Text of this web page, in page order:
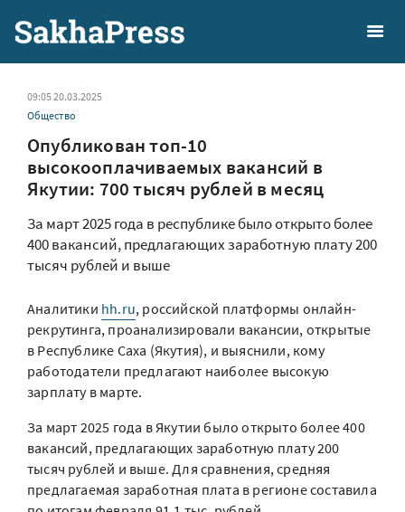
09:05 20.03.2025
Общество
Опубликован топ-10
высокооплачиваемых вакансий в
Якутии: 700 тысяч рублей в месяц
За март 2025 года в республике было открыто более
400 вакансий, предлагающих заработную плату 200
тысяч рублей и выше
Аналитики hh.ru, российской платформы онлайн-
рекрутинга, проанализировали вакансии, открытые
в Республике Саха (Якутия), и выяснили, кому
работодатели предлагают наиболее высокую
зарплату в марте.
За март 2025 года в Якутии было открыто более 400
вакансий, предлагающих заработную плату 200
тысяч рублей и выше. Для сравнения, средняя
предлагаемая заработная плата в регионе составила